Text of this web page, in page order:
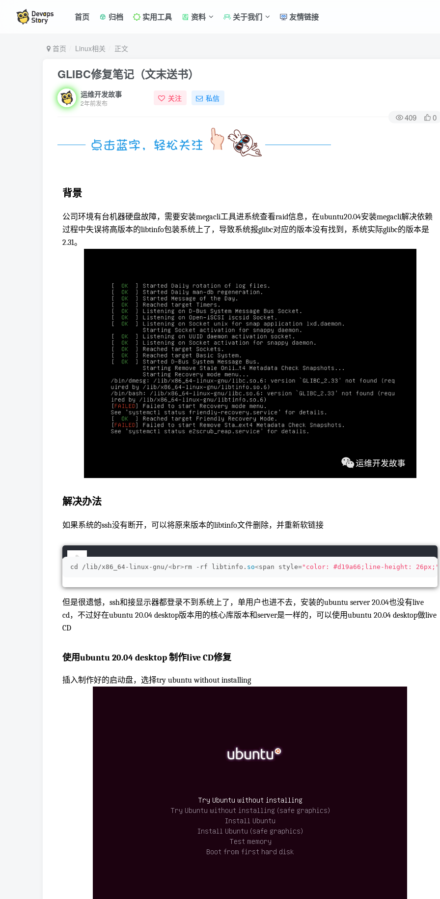
首页 归档 实用工具 资料 关于我们 友情链接
首页 Linux相关 正文
GLIBC修复笔记（文末送书）
运维开发故事
2年前发布 关注 私信
409 0
背景
公司环境有台机器硬盘故障，需要安装megacli工具进系统查看raid信息，在ubuntu20.04安装megacli解决依赖
过程中失误将高版本的libtinfo包装系统上了，导致系统报glibc对应的版本没有找到，系统实际glibc的版本是
2.31。
解决办法
如果系统的ssh没有断开，可以将原来版本的libtinfo文件删除，并重新软链接
cd /lib/x86_64-linux-gnu/<br> rm -rf libtinfo. so<span style="color: #d19a66;line-height: 26px;"
但是很遗憾，ssh和接显示器都登录不到系统上了，单用户也进不去，安装的ubuntu server 20.04也没有live
cd，不过好在ubuntu 20.04 desktop版本用的核心库版本和server是一样的，可以使用ubuntu 20.04 desktop做live
CD
使用ubuntu 20.04 desktop 制作live CD修复
插入制作好的启动盘，选择try ubuntu without installing